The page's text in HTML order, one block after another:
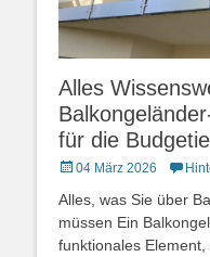
Alles
für die
Posted
04 März 2026
Alles, was Sie über
müssen Ein
funktionales